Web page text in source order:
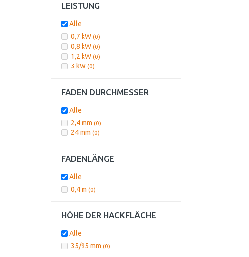
LEISTUNG
Alle
0,7 kW (0)
0,8 kW (0)
1,2 kW (0)
3 kW (0)
FADEN DURCHMESSER
Alle
2,4 mm (0)
24 mm (0)
FADENLÄNGE
Alle
0,4 m (0)
HÖHE DER HACKFLÄCHE
Alle
35/95 mm (0)